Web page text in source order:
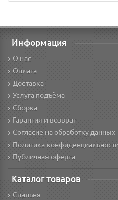
Информация
О нас
Оплата
Доставка
Услуга подъёма
Сборка
Гарантия и возврат
Согласие на обработку данных
Политика
Публичная оферта
Каталог товаров
Спальня